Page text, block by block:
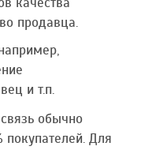
продавца.
и т.п.
обычно
покупателей. Для